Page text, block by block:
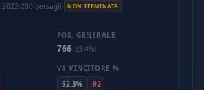
2022·200 bersagli· NON TERMINATA
POS. GENERALE
766 (3.4%)
VS VINCITORE %
52.3%
-92